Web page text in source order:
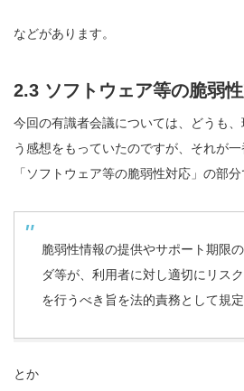
などがあります。
2.3 ソフトウェア等の脆弱
今回の有識者会議については、どうも
う感想をもっていたのですが、それが
「ソフトウェア等の脆弱性対応」の部
脆弱性情報の提供やサポート期限
ダ等が、利用者に対し適切にリス
を行うべき旨を法的責務として規
とか